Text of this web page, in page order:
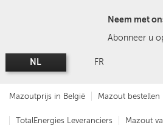
Neem met
Abonneer u
NL FR
Mazoutprijs in België Mazout bestellen
TotalEnergies Leveranciers Mazout